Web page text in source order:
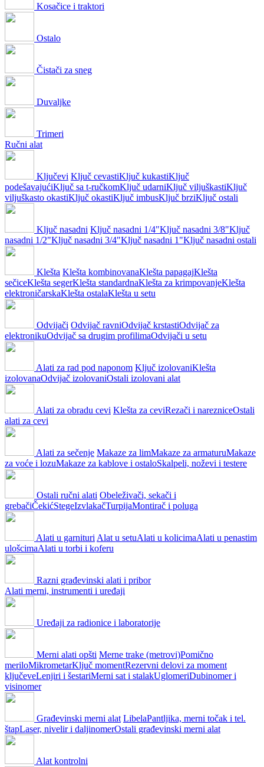
Kosačice i traktori
Ostalo
Čistači za sneg
Duvaljke
Trimeri
Ručni alat
Ključevi Ključ cevastiKljuč kukastiKljuč
podešavajućiKljuč sa t-ručkomKljuč udarniKljuč viljuškastiKljuč
viljuškasto okastiKljuč okastiKljuč imbusKljuč brziKljuč ostali
Ključ nasadni Ključ nasadni 1/4"Ključ nasadni 3/8"Ključ
nasadni 1/2"Ključ nasadni 3/4"Ključ nasadni 1"Ključ nasadni ostali
Klešta Klešta kombinovanaKlešta papagajKlešta
sečiceKlešta segerKlešta standardnaKlešta za krimpovanjeKlešta
elektroničarskaKlešta ostalaKlešta u setu
Odvijači Odvijač ravniOdvijač krstastiOdvijač za
elektronikuOdvijač sa drugim profilimaOdvijači u setu
Alati za rad pod naponom Ključ izolovaniKlešta
izolovanaOdvijač izolovaniOstali izolovani alat
Alati za obradu cevi Klešta za ceviRezači i narezniceOstali
alati za cevi
Alati za sečenje Makaze za limMakaze za armaturuMakaze
za voće i lozuMakaze za kablove i ostaloSkalpeli, noževi i testere
Ostali ručni alati Obeleživači, sekači i
grebačiČekićStegeIzvlakačTurpijaMontirač i poluga
Alati u garnituri Alat u setuAlati u kolicimaAlati u penastim
ulošcimaAlati u torbi i koferu
Razni građevinski alati i pribor
Alati merni, instrumenti i uređaji
Uređaji za radionice i laboratorije
Merni alati opšti Merne trake (metrovi)Pomično
meriloMikrometarKljuč momentRezervni delovi za moment
ključeveLenjiri i šestariMerni sat i stalakUglomeriDubinomer i
visinomer
Građevinski merni alat LibelaPantljika, merni točak i tel.
štapLaser, nivelir i daljinomerOstali građevinski merni alat
Alat kontrolni